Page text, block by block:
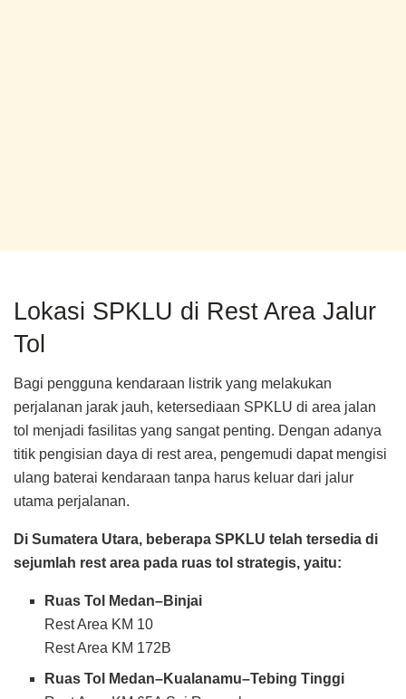
Lokasi SPKLU di Rest Area Jalur
Tol
Bagi pengguna kendaraan listrik yang melakukan
perjalanan jarak jauh, ketersediaan SPKLU di area jalan
tol menjadi fasilitas yang sangat penting. Dengan adanya
titik pengisian daya di rest area, pengemudi dapat mengisi
ulang baterai kendaraan tanpa harus keluar dari jalur
utama perjalanan.
Di Sumatera Utara, beberapa SPKLU telah tersedia di
sejumlah rest area pada ruas tol strategis, yaitu:
Ruas Tol Medan–Binjai
Rest Area KM 10
Rest Area KM 172B
Ruas Tol Medan–Kualanamu–Tebing Tinggi